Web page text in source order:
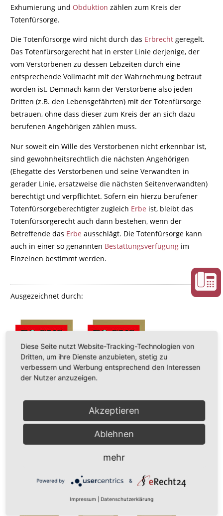
Exhumierung und Obduktion zählen zum Kreis der
Totenfürsorge.
Die Totenfürsorge wird nicht durch das Erbrecht geregelt.
Das Totenfürsorgerecht hat in erster Linie derjenige, der
vom Verstorbenen zu dessen Lebzeiten durch eine
entsprechende Vollmacht mit der Wahrnehmung betraut
worden ist. Demnach kann der Verstorbene also jeden
Dritten (z.B. den Lebensgefährten) mit der Totenfürsorge
betrauen, ohne dass dieser zum Kreis der an sich dazu
berufenen Angehörigen zählen muss.
Nur soweit ein Wille des Verstorbenen nicht erkennbar ist,
sind gewohnheitsrechtlich die nächsten Angehörigen
(Ehegatte des Verstorbenen und seine Verwandten in
gerader Linie, ersatzweise die nächsten Seitenverwandten)
berechtigt und verpflichtet. Sofern ein hierzu berufener
Totenfürsorgeberechtigter zugleich Erbe ist, bleibt das
Totenfürsorgerecht auch dann bestehen, wenn der
Betreffende das Erbe ausschlägt. Die Totenfürsorge kann
auch in einer so genannten Bestattungsverfügung im
Einzelnen bestimmt werden.
Ausgezeichnet durch:
Diese Seite nutzt Website-Tracking-Technologien von
Dritten, um ihre Dienste anzubieten, stetig zu
verbessern und Werbung entsprechend den Interessen
der Nutzer anzuzeigen.
Akzeptieren
Ablehnen
mehr
Powered by &
Impressum Datenschutzerklärung